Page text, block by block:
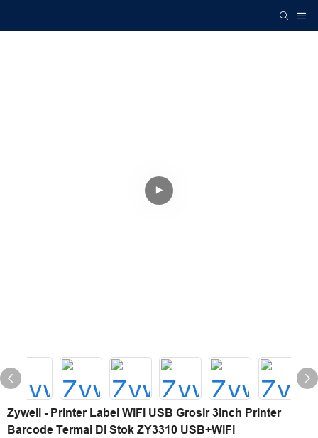
Zywell - Printer Label WiFi USB Grosir 3inch Printer
Barcode Termal Di Stok ZY3310 USB+WiFi